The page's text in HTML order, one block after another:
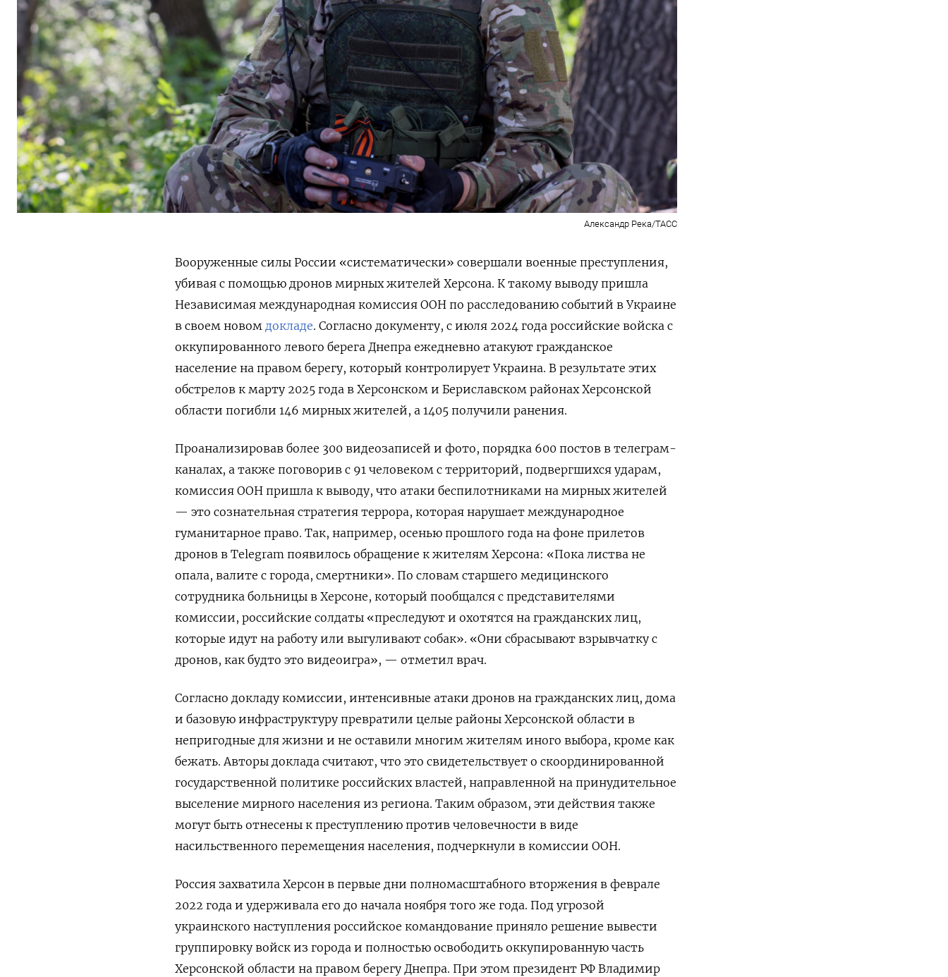
Александр Река/ТАСС
Вооруженные силы России «систематически» совершали военные преступления,
убивая с помощью дронов мирных жителей Херсона. К такому выводу пришла
Независимая международная комиссия ООН по расследованию событий в Украине
в своем новом докладе. Согласно документу, с июля 2024 года российские войска с
оккупированного левого берега Днепра ежедневно атакуют гражданское
население на правом берегу, который контролирует Украина. В результате этих
обстрелов к марту 2025 года в Херсонском и Бериславском районах Херсонской
области погибли 146 мирных жителей, а 1405 получили ранения.
Проанализировав более 300 видеозаписей и фото, порядка 600 постов в телеграм-
каналах, а также поговорив с 91 человеком с территорий, подвергшихся ударам,
комиссия ООН пришла к выводу, что атаки беспилотниками на мирных жителей
— это сознательная стратегия террора, которая нарушает международное
гуманитарное право. Так, например, осенью прошлого года на фоне прилетов
дронов в Telegram появилось обращение к жителям Херсона: «Пока листва не
опала, валите с города, смертники». По словам старшего медицинского
сотрудника больницы в Херсоне, который пообщался с представителями
комиссии, российские солдаты «преследуют и охотятся на гражданских лиц,
которые идут на работу или выгуливают собак». «Они сбрасывают взрывчатку с
дронов, как будто это видеоигра», — отметил врач.
Согласно докладу комиссии, интенсивные атаки дронов на гражданских лиц, дома
и базовую инфраструктуру превратили целые районы Херсонской области в
непригодные для жизни и не оставили многим жителям иного выбора, кроме как
бежать. Авторы доклада считают, что это свидетельствует о скоординированной
государственной политике российских властей, направленной на принудительное
выселение мирного населения из региона. Таким образом, эти действия также
могут быть отнесены к преступлению против человечности в виде
насильственного перемещения населения, подчеркнули в комиссии ООН.
Россия захватила Херсон в первые дни полномасштабного вторжения в феврале
2022 года и удерживала его до начала ноября того же года. Под угрозой
украинского наступления российское командование приняло решение вывести
группировку войск из города и полностью освободить оккупированную часть
Херсонской области на правом берегу Днепра. При этом президент РФ Владимир